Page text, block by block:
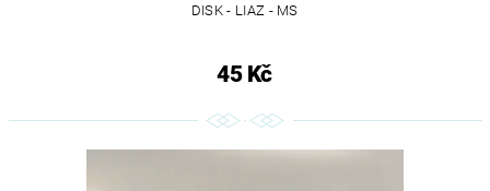
DISK - LIAZ - MS
45 Kč